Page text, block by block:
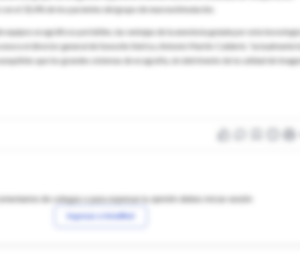
el 32,4% de los pacientes del grupo de neuroestimulación.
equipos ecográficos portátiles, las ventajas de la anestesia guiada por esta
el director general de Sonosite Ibérica, Antonio Martín-Calderín, "actualmente
que los grandes sistemas de ecografía, sin detrimento de la calidad de
de colegas o para expresar tu opinión debes iniciar sesión
Ingresar a IntraMed